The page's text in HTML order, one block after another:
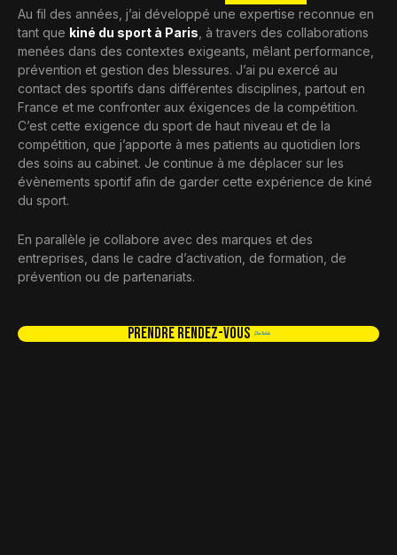
Au fil des années, j’ai développé une expertise reconnue en
tant que kiné du sport à Paris , à travers des collaborations
menées dans des contextes exigeants, mêlant performance,
prévention et gestion des blessures. J’ai pu exercé au
contact des sportifs dans différentes disciplines, partout en
France et me confronter aux éxigences de la compétition.
C’est cette exigence du sport de haut niveau et de la
compétition, que j’apporte à mes patients au quotidien lors
des soins au cabinet. Je continue à me déplacer sur les
évènements sportif afin de garder cette expérience de kiné
du sport.
En parallèle je collabore avec des marques et des
entreprises, dans le cadre d’activation, de formation, de
prévention ou de partenariats.
Prendre rendez-vous